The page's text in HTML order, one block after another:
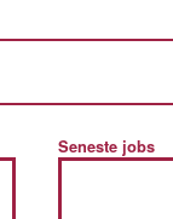
Seneste jobs